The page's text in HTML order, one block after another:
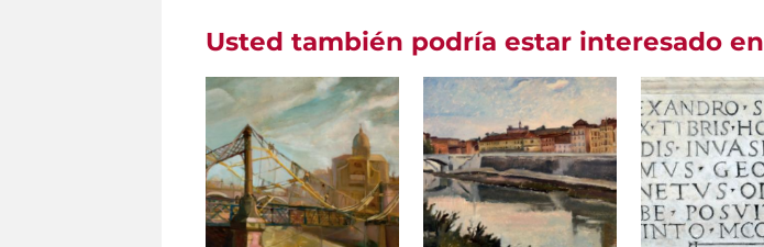
Usted también podría estar interesado en